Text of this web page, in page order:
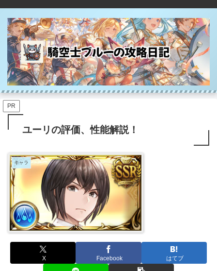
PR
ユーリの評価、性能解説！
キャラ
X Facebook はてブ